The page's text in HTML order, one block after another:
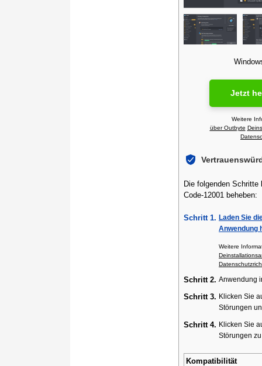
Jetzt
Weitere
über Outbyte
Die folgenden Schritte
Code-12001 beheben:
Schritt 1. Laden Sie
Anwendung
Weitere
Schritt 2. Anwendung
Schritt 3. Klicken Sie
Störungen
Schritt 4. Klicken Sie
Störungen
Kompatibilität